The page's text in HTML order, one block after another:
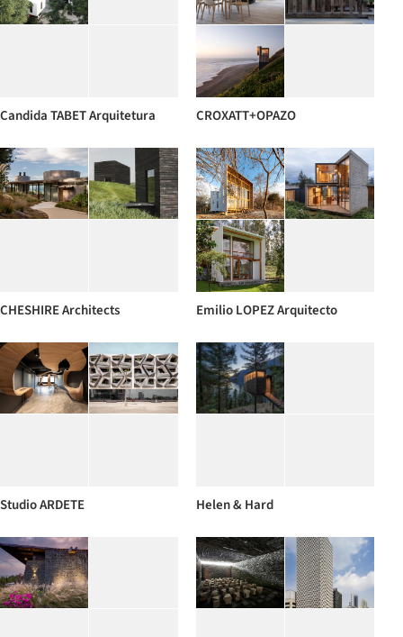
Candida TABET Arquitetura CROXATT+OPAZO
CHESHIRE Architects Emilio LOPEZ Arquitecto
Studio ARDETE Helen & Hard